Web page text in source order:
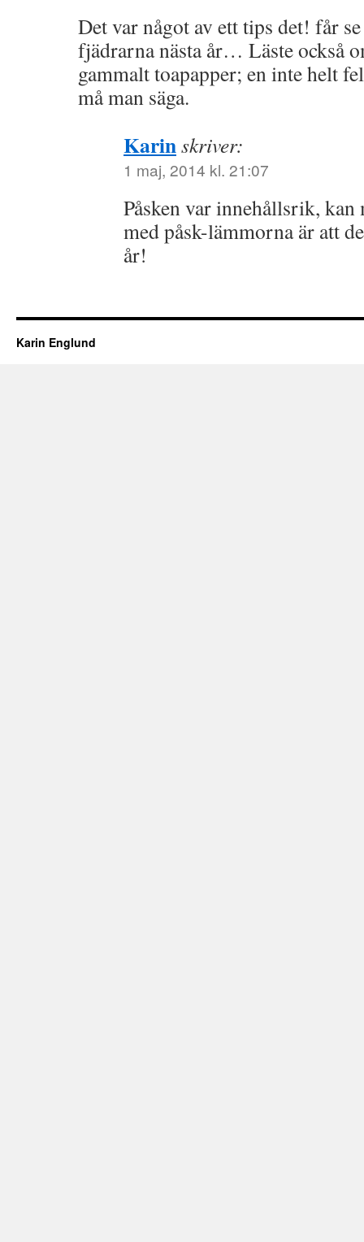
Det var något av ett tips det! får
fjädrarna nästa år… Läste också
gammalt toapapper; en inte helt
må man säga.
Karinskriver:
1 maj, 2014 kl. 21:07
Påsken var innehållsrik, kan
med påsk-lämmorna är att
år!
Karin Englund